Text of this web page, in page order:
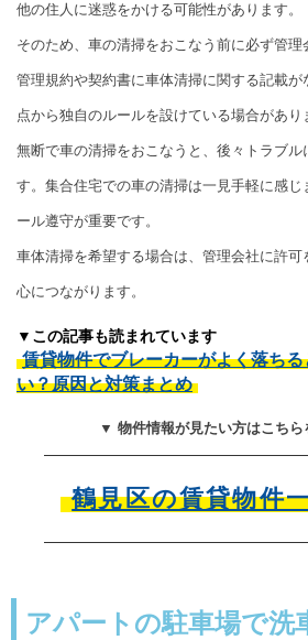
他の住人に迷惑をかける可能性があります。
そのため、車の清掃をおこなう前に必ず管理
管理規約や契約書に車体清掃に関する記載
点から独自のルールを設けている場合があり
無断で車の清掃をおこなうと、後々トラブル
す。集合住宅での車の清掃は一見手軽に感
ール遵守が重要です。
車体清掃を希望する場合は、管理会社に許
心につながります。
▼この記事も読まれています
賃貸物件でブレーカーがよく落ち
い？原因と対策まとめ
▼ 物件情報が見たい方はこち
鶴見区の賃貸物件
アパートの駐車場で洗